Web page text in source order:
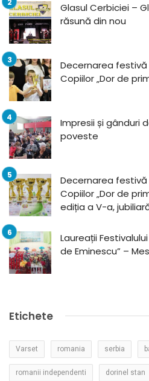
Glasul Cerbiciei –
răsună din nou
Decernarea festivă
Copiilor „Dor de
Impresii și gânduri
poveste
Decernarea festivă
Copiilor „Dor de
ediția a V-a,
Laureații
de Eminescu” –
Etichete
Varset romania serbia
romanii independenti dorinel stan